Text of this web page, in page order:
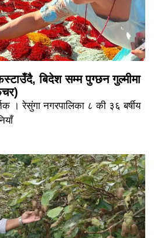
बिदेश सम्म पुग्छन गुल्मीमा
। रेसुंगा नगरपालिका ८ की ३६ बर्षीय